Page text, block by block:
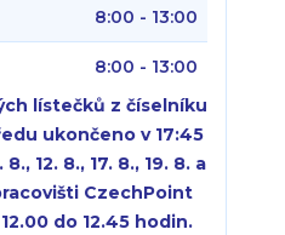
8:00 - 13:00
8:00 - 13:00
lístečků z číselníku
ukončeno v 17:45
12. 8., 17. 8., 19. 8. a
CzechPoint
do 12.45 hodin.